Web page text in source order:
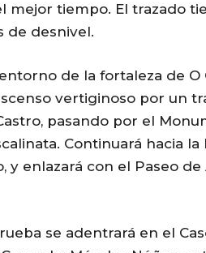
mejor tiempo. El trazado
de desnivel.
de la fortaleza de O
vertiginoso por un
pasando por el
Continuará hacia la
y enlazará con el Paseo
se adentrará en el